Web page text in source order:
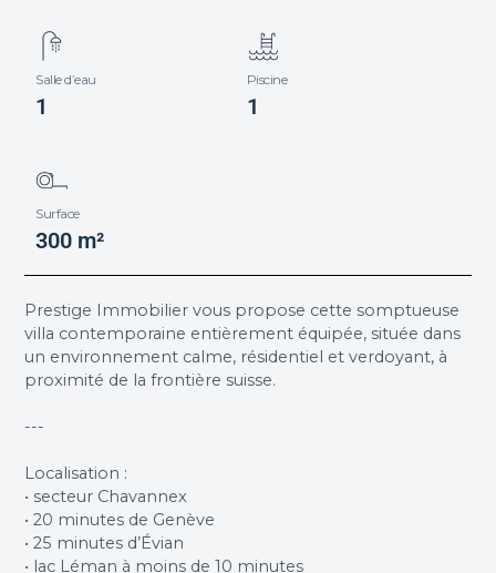
Salle d’eau
1
Piscine
1
Surface
300 m²
Prestige Immobilier vous propose cette somptueuse
villa contemporaine entièrement équipée, située dans
un environnement calme, résidentiel et verdoyant, à
proximité de la frontière suisse.
---
Localisation :
• secteur Chavannex
• 20 minutes de Genève
• 25 minutes d’Évian
• lac Léman à moins de 10 minutes